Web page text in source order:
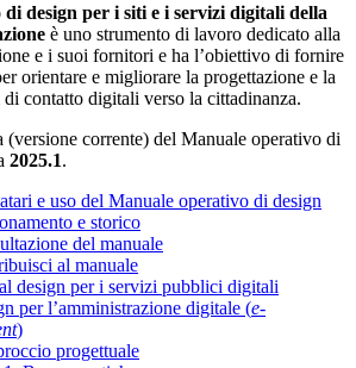
design per i siti e i servizi digitali della
è uno strumento di lavoro dedicato alla
e i suoi fornitori e ha l’obiettivo di fornire
orientare e migliorare la progettazione e la
contatto digitali verso la cittadinanza.
(versione corrente) del Manuale operativo di
2025.1.
e uso del Manuale operativo di design
e storico
del manuale
al manuale
design per i servizi pubblici digitali
per l’amministrazione digitale (e-
)
progettuale